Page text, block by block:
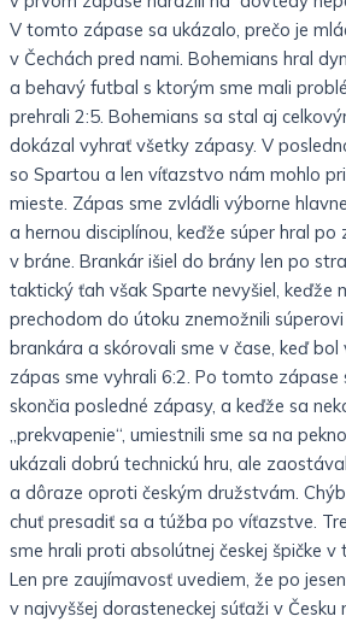
V tomto zápase sa ukázalo, prečo je
v Čechách pred nami. Bohemians hral
a behavý futbal s ktorým sme mali
prehrali 2:5. Bohemians sa stal aj
dokázal vyhrať všetky zápasy. V
so Spartou a len víťazstvo nám mohlo
mieste. Zápas sme zvládli výborne
a hernou disciplínou, keďže súper hral
v bráne. Brankár išiel do brány len po
taktický ťah však Sparte nevyšiel, keďže
prechodom do útoku znemožnili
brankára a skórovali sme v čase, keď
zápas sme vyhrali 6:2. Po tomto zápase
skončia posledné zápasy, a keďže sa
„prekvapenie“, umiestnili sme sa na
ukázali dobrú technickú hru, ale
a dôraze oproti českým družstvám.
chuť presadiť sa a túžba po víťazstve.
sme hrali proti absolútnej českej špičke
Len pre zaujímavosť uvediem, že po
v najvyššej dorasteneckej súťaži v Česku